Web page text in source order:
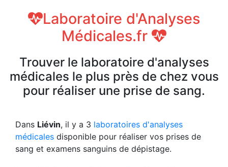
Laboratoire d'Analyses
Médicales.fr
Trouver le laboratoire d'analyses
médicales le plus près de chez vous
pour réaliser une prise de sang.
Dans Liévin, il y a 3 laboratoires d'analyses
médicales disponible pour réaliser vos prises de
sang et examens sanguins de dépistage.